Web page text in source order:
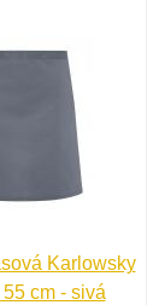
Karlowsky
cm - sivá